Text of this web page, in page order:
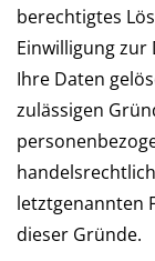
berechtigtes
Einwilligung
Ihre Daten
zulässigen
letztgenannten
dieser Gründe.